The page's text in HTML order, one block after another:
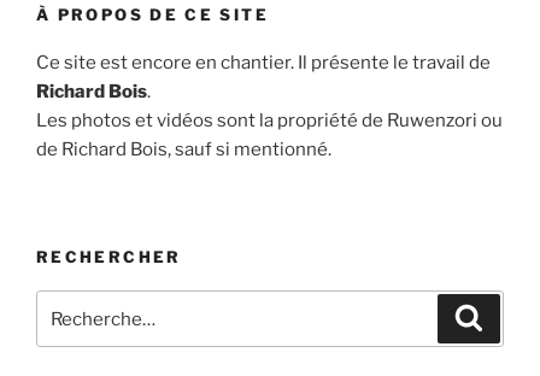
À PROPOS DE CE SITE
Ce site est encore en chantier. Il présente le travail de
Richard Bois.
Les photos et vidéos sont la propriété de Ruwenzori ou
de Richard Bois, sauf si mentionné.
RECHERCHER
pour